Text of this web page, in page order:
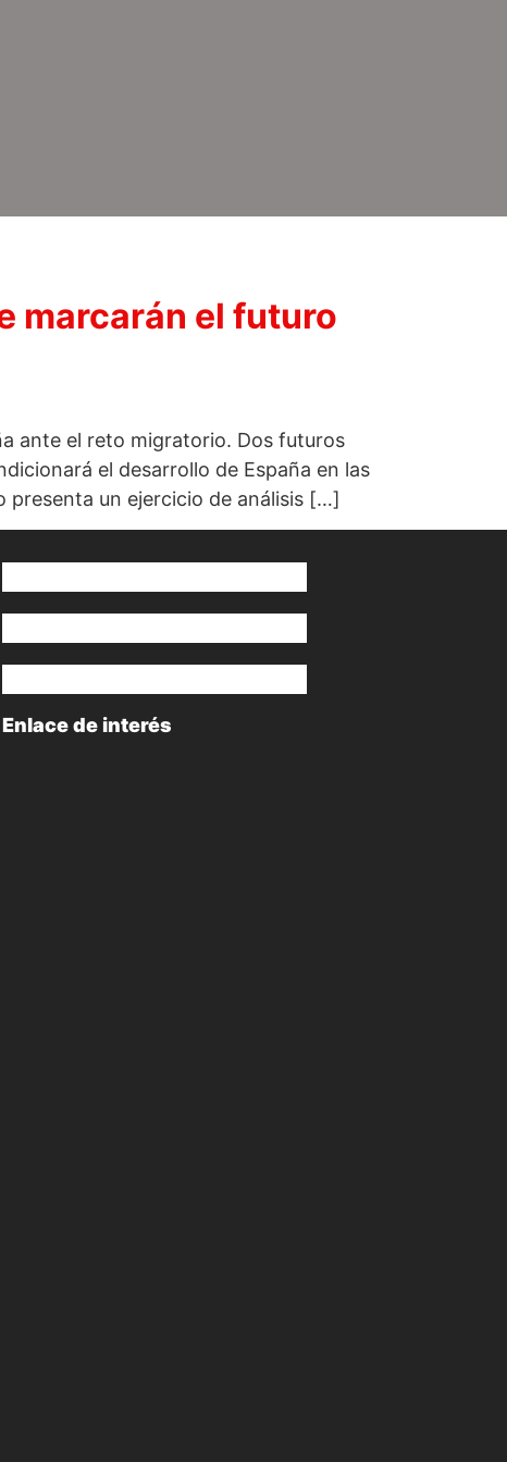
marcarán el futuro
ante el reto migratorio. Dos futuros
el desarrollo de España en las
presenta un ejercicio de análisis […]
Enlace de interés